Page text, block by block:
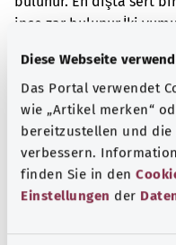
Diese Webseite
Das Portal verwendet
wie „Artikel merken“
bereitzustellen und die
verbessern.
finden Sie in den
Einstellungen der
ince zar bulunur. İki
Kafada kanama olursa,
beyin dokusu zarar
Ek kodlar
Not